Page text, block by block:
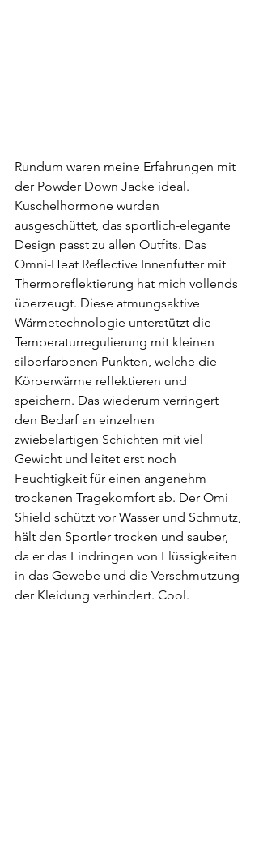
Rundum waren meine Erfahrungen mit
der Powder Down Jacke ideal.
Kuschelhormone wurden
ausgeschüttet, das sportlich-elegante
Design passt zu allen Outfits. Das
Omni-Heat Reflective Innenfutter mit
Thermoreflektierung hat mich vollends
überzeugt. Diese atmungsaktive
Wärmetechnologie unterstützt die
Temperaturregulierung mit kleinen
silberfarbenen Punkten, welche die
Körperwärme reflektieren und
speichern. Das wiederum verringert
den Bedarf an einzelnen
zwiebelartigen Schichten mit viel
Gewicht und leitet erst noch
Feuchtigkeit für einen angenehm
trockenen Tragekomfort ab. Der Omi
Shield schützt vor Wasser und Schmutz,
hält den Sportler trocken und sauber,
da er das Eindringen von Flüssigkeiten
in das Gewebe und die Verschmutzung
der Kleidung verhindert. Cool.